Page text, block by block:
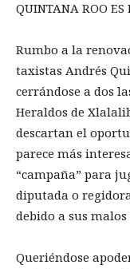
QUINTANA ROO ES
Rumbo a la
taxistas Andrés
cerrándose a dos
Heraldos de
descartan el
parece más
“campaña” para
diputada o
debido a sus
Queriéndose